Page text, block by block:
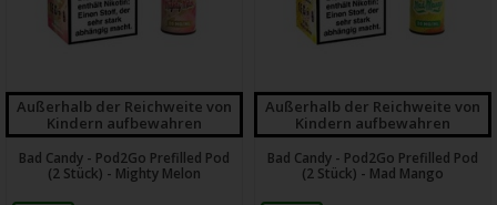
Außerhalb der Reichweite von
Kindern aufbewahren
Bad Candy - Pod2Go Prefilled Pod
(2 Stück) - Mighty Melon
Außerhalb der Reichweite von
Kindern aufbewahren
Bad Candy - Pod2Go Prefilled Pod
(2 Stück) - Mad Mango